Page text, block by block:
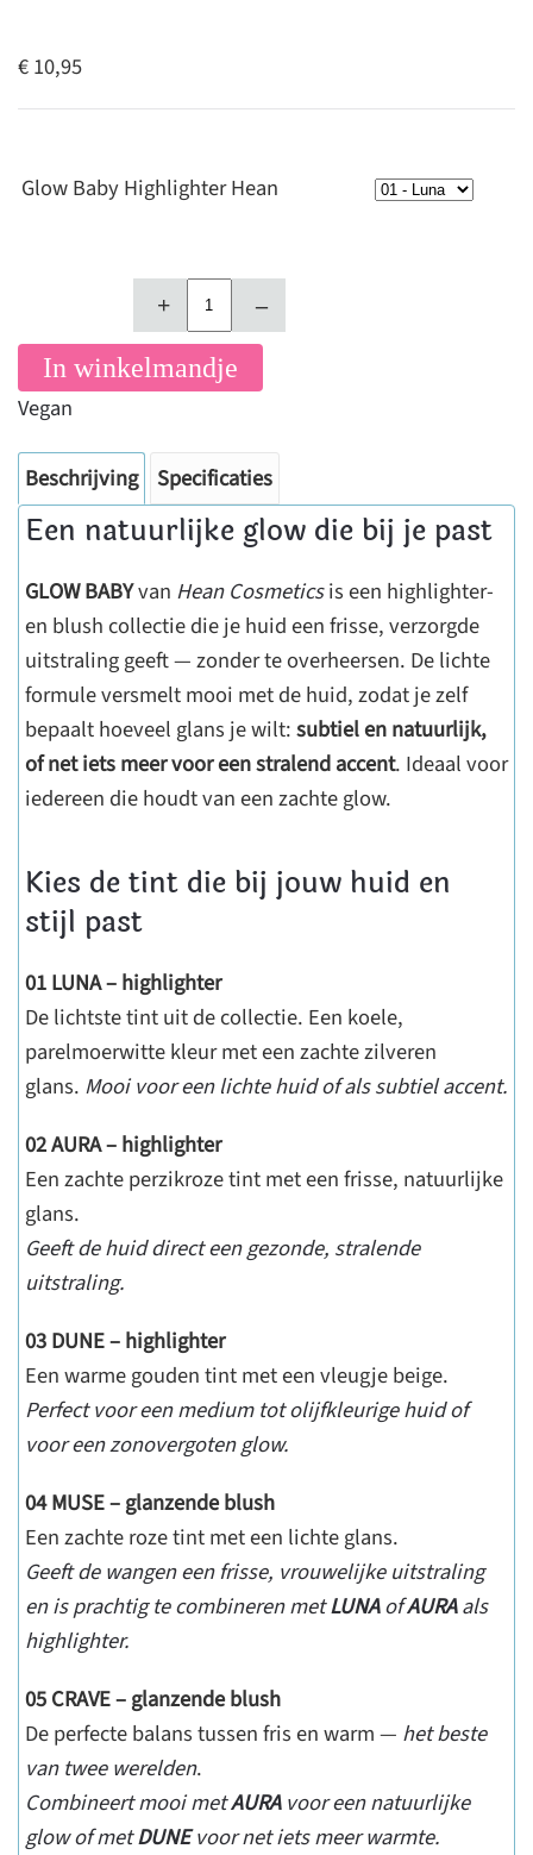
€ 10,95
Glow Baby Highlighter Hean
+ –
In winkelmandje
Vegan
Beschrijving Specificaties
Een natuurlijke glow die bij je past
GLOW BABYvan Hean Cosmeticsis een highlighter-
en blush collectie die je huid een frisse, verzorgde
uitstraling geeft — zonder te overheersen. De lichte
formule versmelt mooi met de huid, zodat je zelf
bepaalt hoeveel glans je wilt:subtiel en natuurlijk,
of net iets meer voor een stralend accent. Ideaal voor
iedereen die houdt van een zachte glow.
Kies de tint die bij jouw huid en
stijl past
01 LUNA – highlighter
De lichtste tint uit de collectie. Een koele,
parelmoerwitte kleur met een zachte zilveren
glans. Mooi voor een lichte huid of als subtiel accent.
02 AURA – highlighter
Een zachte perzikroze tint met een frisse, natuurlijke
glans.
Geeft de huid direct een gezonde, stralende
uitstraling.
03 DUNE – highlighter
Een warme gouden tint met een vleugje beige.
Perfect voor een medium tot olijfkleurige huid of
voor een zonovergoten glow.
04 MUSE – glanzende blush
Een zachte roze tint met een lichte glans.
Geeft de wangen een frisse, vrouwelijke uitstraling
en is prachtig te combineren metLUNAofAURAals
highlighter.
05 CRAVE – glanzende blush
De perfecte balans tussen fris en warm — het beste
van twee werelden.
Combineert mooi metAURAvoor een natuurlijke
glow of metDUNEvoor net iets meer warmte.